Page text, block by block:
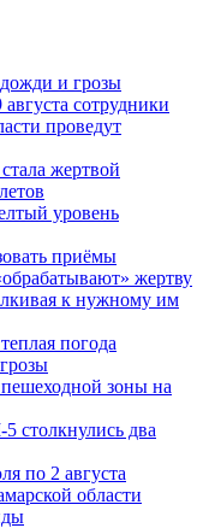
и грозы
сотрудники
проведут
жертвой
уровень
приёмы
жертву
к нужному им
погода
зоны на
столкнулись два
по 2 августа
области